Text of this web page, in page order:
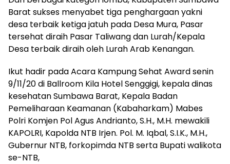
Barat sukses menyabet tiga penghargaan yakni
desa terbaik ketiga jatuh pada Desa Mura, Pasar
tersehat diraih Pasar Taliwang dan Lurah/Kepala
Desa terbaik diraih oleh Lurah Arab Kenangan.
Ikut hadir pada Acara Kampung Sehat Award senin
9/11/20 di Ballroom Kila Hotel Senggigi, kepala dinas
kesehatan Sumbawa Barat, Kepala Badan
Pemeliharaan Keamanan (Kabaharkam) Mabes
Polri Komjen Pol Agus Andrianto, S.H., M.H. mewakili
KAPOLRI, Kapolda NTB Irjen. Pol. M. Iqbal, S.I.K., M.H.,
Gubernur NTB, forkopimda NTB serta Bupati walikota
se-NTB,